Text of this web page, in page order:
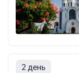
2 день